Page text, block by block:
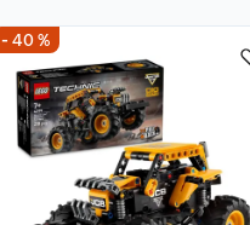
- 40 %